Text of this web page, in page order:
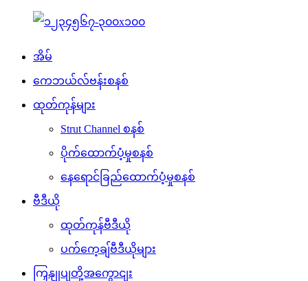
အိမ်
ကေဘယ်လ်ဗန်းစနစ်
ထုတ်ကုန်များ
Strut Channel စနစ်
ပိုက်ထောက်ပံ့မှုစနစ်
နေရောင်ခြည်ထောက်ပံ့မှုစနစ်
ဗီဒီယို
ထုတ်ကုန်ဗီဒီယို
ပက်ကေ့ချ်ဗီဒီယိုများ
ကြှနျုပျတို့အကွောငျး